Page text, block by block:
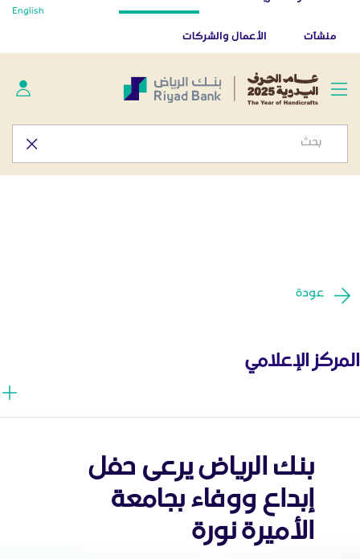
أخبار صحفية - المركز الإعلامي
تطبيق بنك الرياض
منشآت الأعمال والشركات
English
عودة
المركز الإعلامي
بنك الرياض يرعى حفل
إبداع ووفاء بجامعة
الأميرة نورة